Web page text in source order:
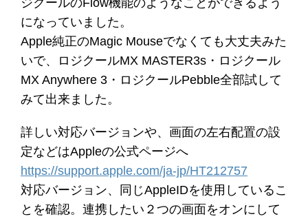
ジクールのFlow機能のようなことができるよう
になっていました。
Apple純正のMagic Mouseでなくても大丈夫みた
いで、ロジクールMX MASTER3s・ロジクール
MX Anywhere 3・ロジクールPebble全部試して
みて出来ました。
詳しい対応バージョンや、画面の左右配置の設
定などはAppleの公式ページへ
https://support.apple.com/ja-jp/HT212757
対応バージョン、同じAppleIDを使用しているこ
とを確認。連携したい２つの画面をオンにして